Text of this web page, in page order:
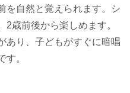
を自然と覚えられます。シ
2歳前後から楽しめます。
あり、子どもがすぐに暗唱
す。